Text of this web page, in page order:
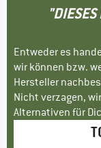
Entweder es
wir können bzw.
Hersteller
Nicht verzagen,
Alternativen für